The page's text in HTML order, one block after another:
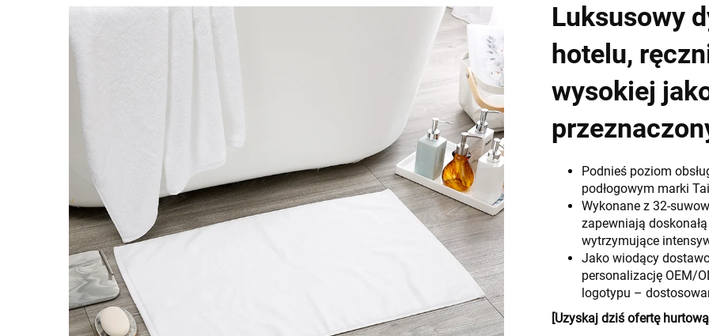
Luksusowy
hotelu,
wysokiej
Podnieś poziom
podłogowym marki
Wykonane z 32-
zapewniają
wytrzymujące
Jako wiodący
personalizację OEM/
logotypu –
[Uzyskaj dziś ofertę